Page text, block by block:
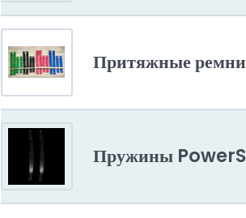
Притяжные
Пружины